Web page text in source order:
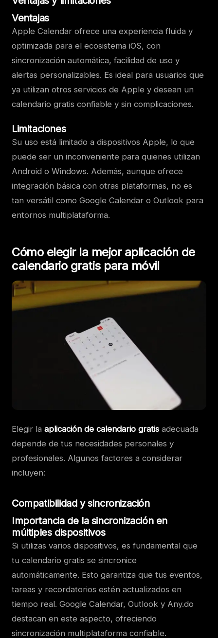
Ventajas
Apple Calendar ofrece una experiencia fluida y
optimizada para el ecosistema iOS, con
sincronización automática, facilidad de uso y
alertas personalizables. Es ideal para usuarios que
ya utilizan otros servicios de Apple y desean un
calendario gratis confiable y sin complicaciones.
Limitaciones
Su uso está limitado a dispositivos Apple, lo que
puede ser un inconveniente para quienes utilizan
Android o Windows. Además, aunque ofrece
integración básica con otras plataformas, no es
tan versátil como Google Calendar o Outlook para
entornos multiplataforma.
Cómo elegir la mejor aplicación de
calendario gratis para móvil
Elegir la aplicación de calendario gratis adecuada
depende de tus necesidades personales y
profesionales. Algunos factores a considerar
incluyen:
Compatibilidad y sincronización
Importancia de la sincronización en
múltiples dispositivos
Si utilizas varios dispositivos, es fundamental que
tu calendario gratis se sincronice
automáticamente. Esto garantiza que tus eventos,
tareas y recordatorios estén actualizados en
tiempo real. Google Calendar, Outlook y Any.do
destacan en este aspecto, ofreciendo
sincronización multiplataforma confiable.